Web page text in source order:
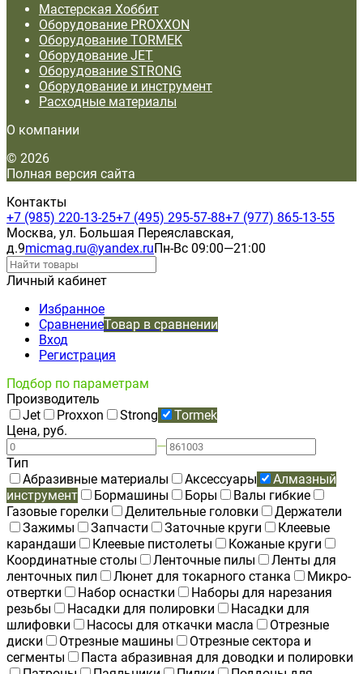
Мастерская Хоббит
Оборудование PROXXON
Оборудование TORMEK
Оборудование JET
Оборудование STRONG
Оборудование и инструмент
Расходные материалы
О компании
© 2026
Полная версия сайта
Контакты
+7 (985) 220-13-25+7 (495) 295-57-88+7 (977) 865-13-55
Москва, ул. Большая Переяславская,
д.9micmag.ru@yandex.ruПн-Вс 09:00—21:00
Личный кабинет
Избранное
СравнениеТовар в сравнении
Вход
Регистрация
Подбор по параметрам
Производитель
Jet
Proxxon Strong
Tormek
Цена, руб.
—
Тип
Абразивные материалы
Аксессуары
Алмазный
инструмент
Бормашины Боры
Валы гибкие
Газовые горелки
Делительные головки
Держатели
Зажимы
Запчасти Заточные круги
Клеевые
карандаши
Клеевые пистолеты
Кожаные круги
Координатные столы
Ленточные пилы
Ленты для
ленточных пил
Люнет для токарного станка
Микро-
отвертки
Набор оснастки
Наборы для нарезания
резьбы
Насадки для полировки
Насадки для
шлифовки
Насосы для откачки масла
Отрезные
диски
Отрезные машины
Отрезные сектора и
сегменты
Паста абразивная для доводки и полировки